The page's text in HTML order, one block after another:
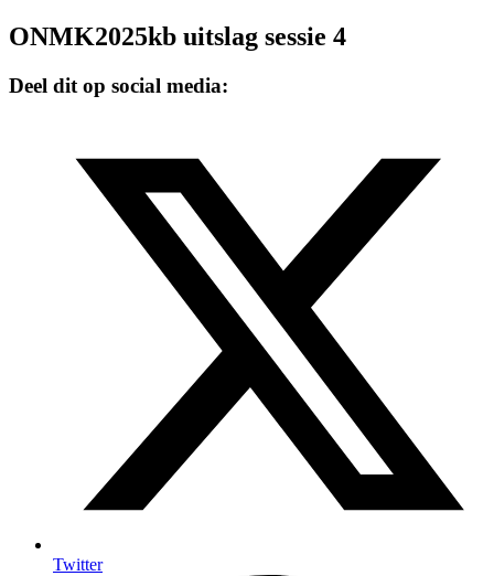
ONMK2025kb uitslag sessie 4
Deel dit op social media:
Twitter